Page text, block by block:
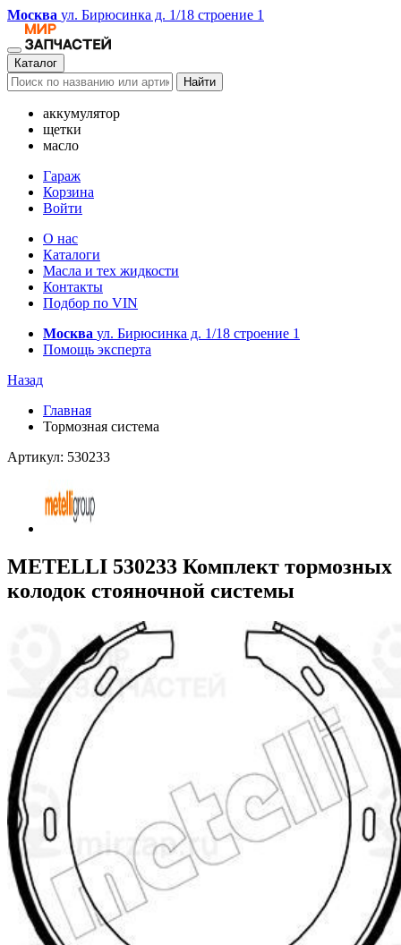
Москва ул. Бирюсинка д. 1/18 строение 1
Каталог
Найти
аккумулятор
щетки
масло
Гараж
Корзина
Войти
О нас
Каталоги
Масла и тех жидкости
Контакты
Подбор по VIN
Москва ул. Бирюсинка д. 1/18 строение 1
Помощь эксперта
Назад
Главная
Тормозная система
Артикул: 530233
METELLI 530233 Комплект тормозных
колодок стояночной системы